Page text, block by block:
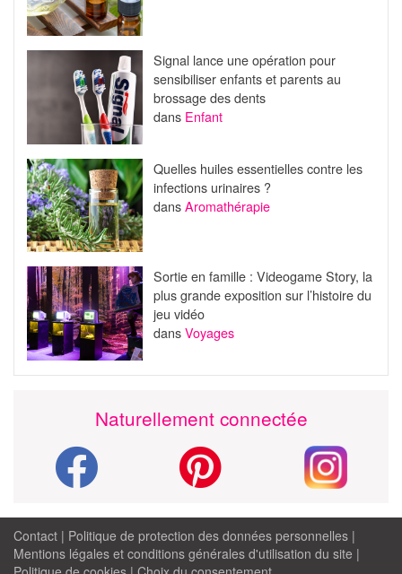
Signal lance une opération pour
sensibiliser enfants et parents au
brossage des dents
dans Enfant
Quelles huiles essentielles contre les
infections urinaires ?
dansAromathérapie
Sortie en famille : Videogame Story, la
plus grande exposition sur l’histoire du
jeu vidéo
dansVoyages
Naturellement connectée
Contact | Politique de protection des données personnelles |
Mentions légales et conditions générales d'utilisation du site |